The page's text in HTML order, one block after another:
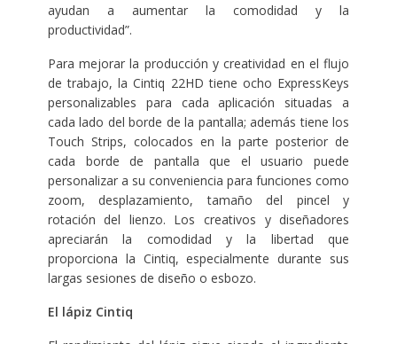
ayudan a aumentar la comodidad y la
productividad”.
Para mejorar la producción y creatividad en el flujo
de trabajo, la Cintiq 22HD tiene ocho ExpressKeys
personalizables para cada aplicación situadas a
cada lado del borde de la pantalla; además tiene los
Touch Strips, colocados en la parte posterior de
cada borde de pantalla que el usuario puede
personalizar a su conveniencia para funciones como
zoom, desplazamiento, tamaño del pincel y
rotación del lienzo. Los creativos y diseñadores
apreciarán la comodidad y la libertad que
proporciona la Cintiq, especialmente durante sus
largas sesiones de diseño o esbozo.
El lápiz Cintiq